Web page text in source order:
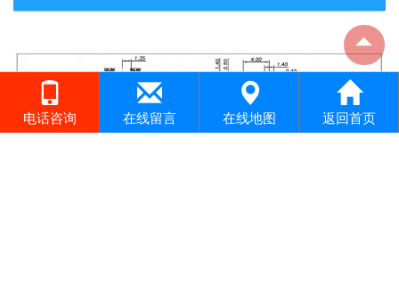
电话咨询 在线留言 在线地图 返回首页